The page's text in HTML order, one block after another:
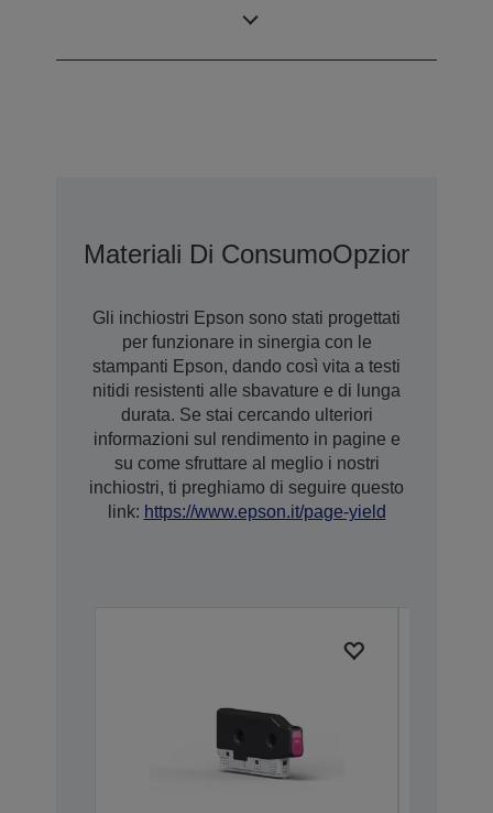
Materiali Di ConsumoOpzioni
Gli inchiostri Epson sono stati progettati
per funzionare in sinergia con le
stampanti Epson, dando così vita a testi
nitidi resistenti alle sbavature e di lunga
durata. Se stai cercando ulteriori
informazioni sul rendimento in pagine e
su come sfruttare al meglio i nostri
inchiostri, ti preghiamo di seguire questo
link: https://www.epson.it/page-yield